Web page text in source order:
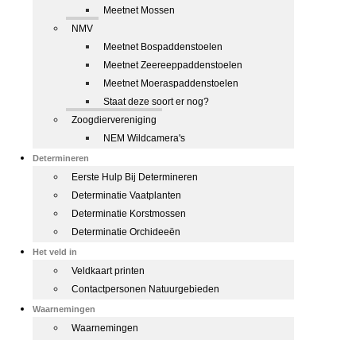
Meetnet Mossen
NMV
Meetnet Bospaddenstoelen
Meetnet Zeereeppaddenstoelen
Meetnet Moeraspaddenstoelen
Staat deze soort er nog?
Zoogdiervereniging
NEM Wildcamera's
Determineren
Eerste Hulp Bij Determineren
Determinatie Vaatplanten
Determinatie Korstmossen
Determinatie Orchideeën
Het veld in
Veldkaart printen
Contactpersonen Natuurgebieden
Waarnemingen
Waarnemingen